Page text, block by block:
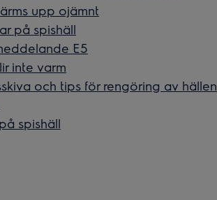
upp ojämnt
på spishäll
E5
inte varm
och tips för rengöring av hällen
spishäll